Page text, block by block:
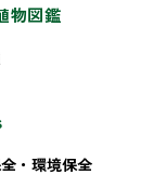
物図鑑
・環境保全